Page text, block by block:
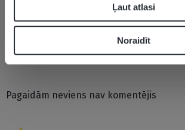
Ļaut atlasi
Noraidīt
Pagaidām neviens nav komentējis